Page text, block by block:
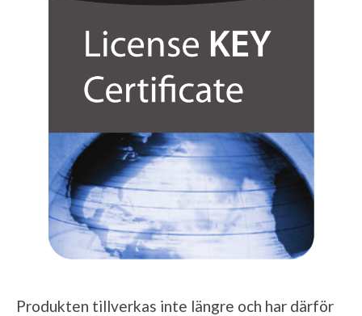
Produkten tillverkas inte längre och har därför